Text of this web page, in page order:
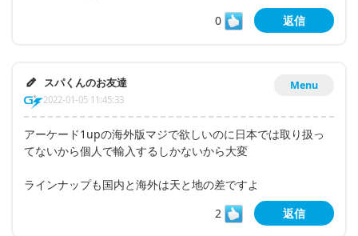
0
返信
Menu
スパくんのお友達
2022-01-05 11:45:33
アーケード1upの海外版マジで欲しいのに日本では取り扱っ
てないから個人で輸入するしかないから大変
ラインナップも国内と海外は天と地の差ですよ
2
返信